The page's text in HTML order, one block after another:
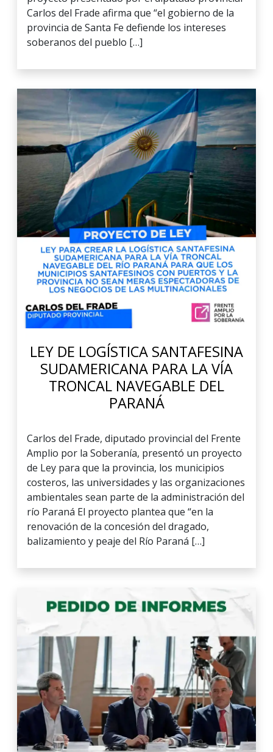
Carlos del Frade afirma que “el gobierno de la
provincia de Santa Fe defiende los intereses
soberanos del pueblo […]
LEY DE LOGÍSTICA SANTAFESINA
SUDAMERICANA PARA LA VÍA
TRONCAL NAVEGABLE DEL
PARANÁ
Carlos del Frade, diputado provincial del Frente
Amplio por la Soberanía, presentó un proyecto
de Ley para que la provincia, los municipios
costeros, las universidades y las organizaciones
ambientales sean parte de la administración del
río Paraná El proyecto plantea que “en la
renovación de la concesión del dragado,
balizamiento y peaje del Río Paraná […]